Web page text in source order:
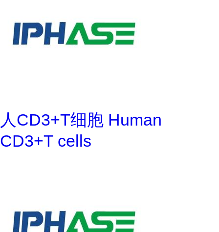
人CD3+T细胞 Human
CD3+T cells